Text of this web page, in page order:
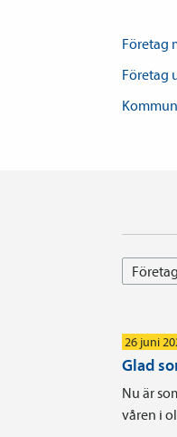
Företag
Företag
26 juni
Glad
Nu är
våren i